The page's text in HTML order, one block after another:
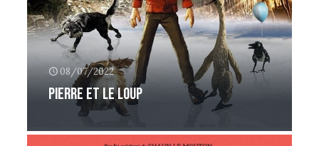
08/07/2022
Pierre et le loup